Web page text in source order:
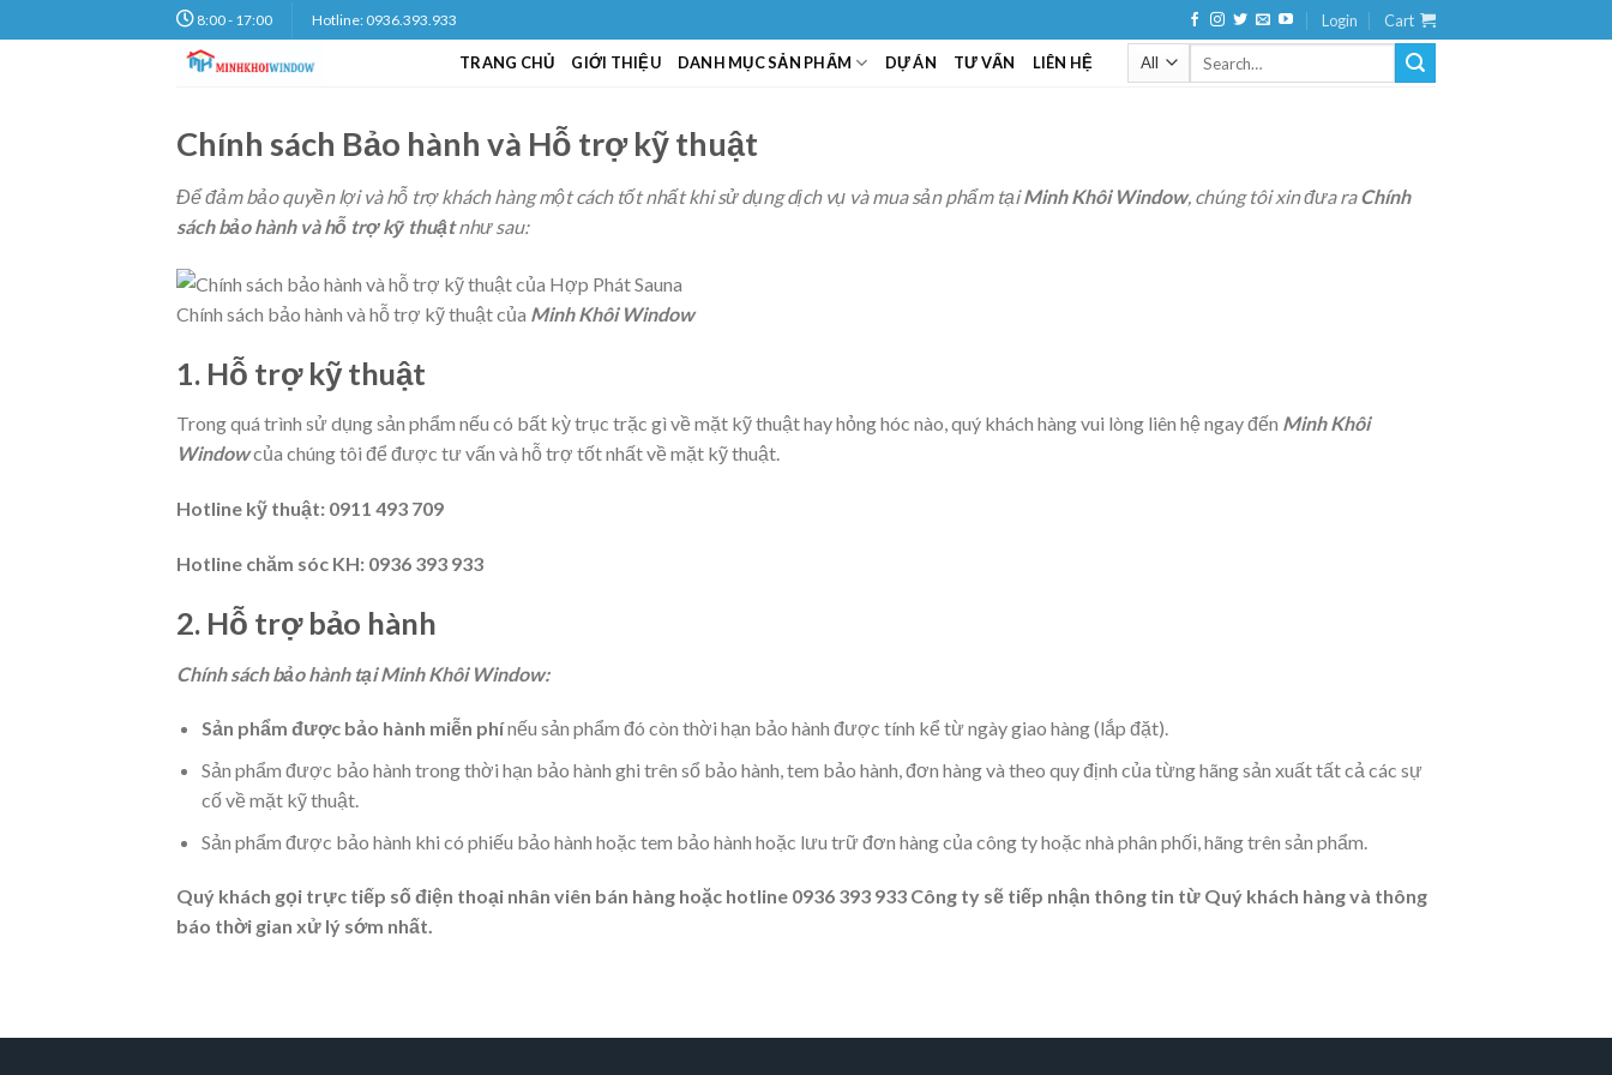
to
8:00 - 17:00 Hotline: 0936.393.933 Login Cart
TRANG CHỦ GIỚI THIỆU DANH MỤC SẢN PHẨM DỰ ÁN TƯ VẤN LIÊN HỆ
Chính sách Bảo hành và Hỗ trợ kỹ thuật
Để đảm bảo quyền lợi và hỗ trợ khách hàng một cách tốt nhất khi sử dụng dịch vụ và mua sản phẩm tạiMinh Khôi Window, chúng tôi xin đưa raChính
sách bảo hành và hỗ trợ kỹ thuậtnhư sau:
Chính sách bảo hành và hỗ trợ kỹ thuật của Minh Khôi Window
1. Hỗ trợ kỹ thuật
Trong quá trình sử dụng sản phẩm nếu có bất kỳ trục trặc gì về mặt kỹ thuật hay hỏng hóc nào, quý khách hàng vui lòng liên hệ ngay đến Minh Khôi
Windowcủa chúng tôi để được tư vấn và hỗ trợ tốt nhất về mặt kỹ thuật.
Hotline kỹ thuật: 0911 493 709
Hotline chăm sóc KH: 0936 393 933
2. Hỗ trợ bảo hành
Chính sách bảo hành tại Minh Khôi Window:
Sản phẩm được bảo hành miễn phínếu sản phẩm đó còn thời hạn bảo hành được tính kể từ ngày giao hàng (lắp đặt).
Sản phẩm được bảo hành trong thời hạn bảo hành ghi trên sổ bảo hành, tem bảo hành, đơn hàng và theo quy định của từng hãng sản xuất tất cả các sự
cố về mặt kỹ thuật.
Sản phẩm được bảo hành khi có phiếu bảo hành hoặc tem bảo hành hoặc lưu trữ đơn hàng của công ty hoặc nhà phân phối, hãng trên sản phẩm.
Quý khách gọi trực tiếp số điện thoại nhân viên bán hàng hoặc hotline 0936 393 933 Công ty sẽ tiếp nhận thông tin từ Quý khách hàng và thông
báo thời gian xử lý sớm nhất.